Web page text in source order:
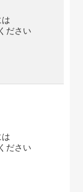
ださい
ださい